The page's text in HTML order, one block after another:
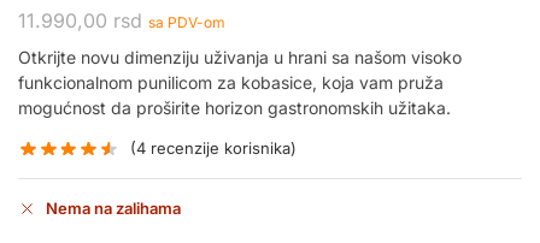
11.990,00 rsd sa PDV-om
Otkrijte novu dimenziju uživanja u hrani sa našom visoko
funkcionalnom punilicom za kobasice, koja vam pruža
mogućnost da proširite horizon gastronomskih užitaka.
(4 recenzije korisnika)
Nema na zalihama